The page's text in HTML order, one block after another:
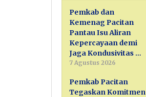
Pemkab dan
Kemenag Pacitan
Pantau Isu Aliran
Kepercayaan demi
Jaga Kondusivitas …
7 Agustus 2026
Pemkab Pacitan
Tegaskan Komitmen